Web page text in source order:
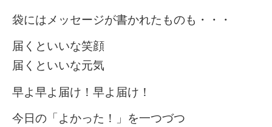
袋にはメッセージが書かれたものも・・・
届くといいな笑顔
届くといいな元気
早よ早よ届け！早よ届け！
今日の「よかった！」を一つづつ